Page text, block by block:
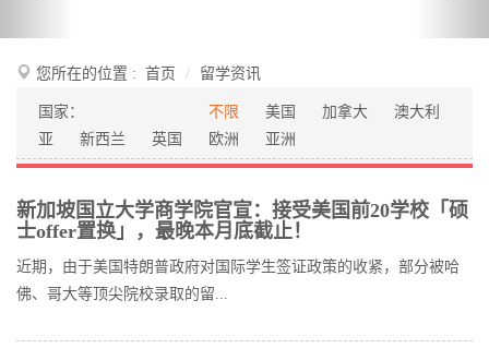
您所在的位置 : 首页 留学资讯
国家： 不限 美国 加拿大
澳大利
亚
新西兰 英国 欧洲 亚洲
新加坡国立大学商学院官宣：接受美国前20学校「硕
士offer置换」，最晚本月底截止！
近期，由于美国特朗普政府对国际学生签证政策的收紧，部分被哈
佛、哥大等顶尖院校录取的留...